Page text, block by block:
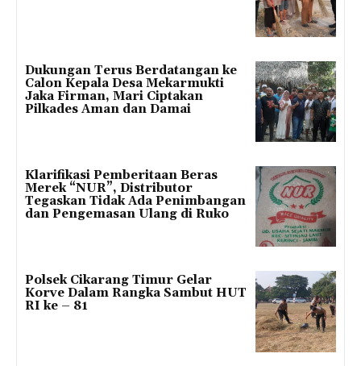
Dukungan Terus Berdatangan ke
Calon Kepala Desa Mekarmukti
Jaka Firman, Mari Ciptakan
Pilkades Aman dan Damai
Klarifikasi Pemberitaan Beras
Merek “NUR”, Distributor
Tegaskan Tidak Ada Penimbangan
dan Pengemasan Ulang di Ruko
Polsek Cikarang Timur Gelar
Korve Dalam Rangka Sambut HUT
RI ke – 81